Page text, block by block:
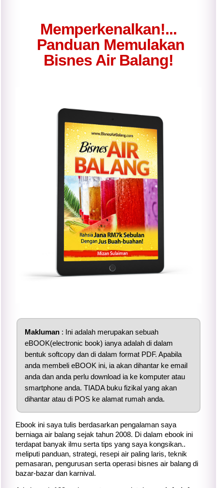
Memperkenalkan!...
Panduan Memulakan
Bisnes Air Balang!
Makluman : Ini adalah merupakan sebuah
eBOOK(electronic book) ianya adalah di dalam
bentuk softcopy dan di dalam format PDF. Apabila
anda membeli eBOOK ini, ia akan dihantar ke email
anda dan anda perlu download ia ke komputer atau
smartphone anda. TIADA buku fizikal yang akan
dihantar atau di POS ke alamat rumah anda.
Ebook ini saya tulis berdasarkan pengalaman saya
berniaga air balang sejak tahun 2008. Di dalam ebook ini
terdapat banyak ilmu serta tips yang saya kongsikan..
meliputi panduan, strategi, resepi air paling laris, teknik
pemasaran, pengurusan serta operasi bisnes air balang di
bazar-bazar dan karnival.